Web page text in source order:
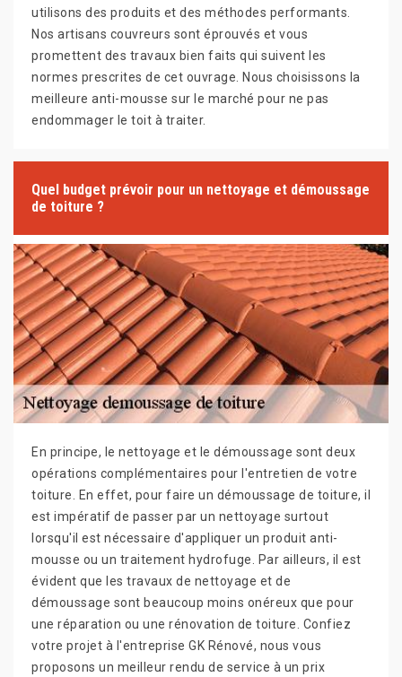
utilisons des produits et des méthodes performants.
Nos artisans couvreurs sont éprouvés et vous
promettent des travaux bien faits qui suivent les
normes prescrites de cet ouvrage. Nous choisissons la
meilleure anti-mousse sur le marché pour ne pas
endommager le toit à traiter.
Quel budget prévoir pour un nettoyage et démoussage
de toiture ?
En principe, le nettoyage et le démoussage sont deux
opérations complémentaires pour l'entretien de votre
toiture. En effet, pour faire un démoussage de toiture, il
est impératif de passer par un nettoyage surtout
lorsqu'il est nécessaire d'appliquer un produit anti-
mousse ou un traitement hydrofuge. Par ailleurs, il est
évident que les travaux de nettoyage et de
démoussage sont beaucoup moins onéreux que pour
une réparation ou une rénovation de toiture. Confiez
votre projet à l'entreprise GK Rénové, nous vous
proposons un meilleur rendu de service à un prix